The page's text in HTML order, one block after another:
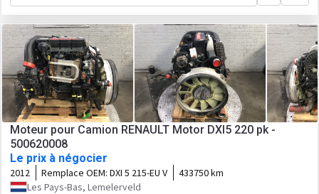
Moteur pour Camion RENAULT Motor DXI5 220 pk -
500620008
Le prix à négocier
2012 Remplace OEM: DXI 5 215-EU V
433750 km
Les Pays-Bas, Lemelerveld